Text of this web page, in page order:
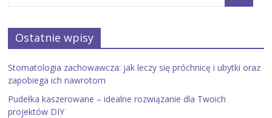
Ostatnie wpisy
Stomatologia zachowawcza: jak leczy się próchnicę i ubytki oraz
zapobiega ich nawrotom
Pudełka kaszerowane – idealne rozwiązanie dla Twoich
projektów DIY